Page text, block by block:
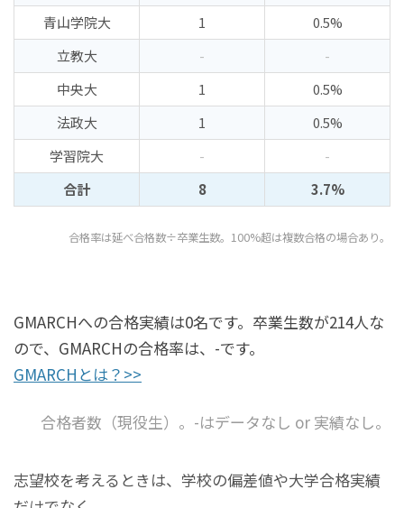
青山学院大
1
0.5%
立教大
-
-
中央大
1
0.5%
法政大
1
0.5%
学習院大
-
-
合計
8 3.7%
合格率は延べ合格数÷卒業生数。100%超は複数合格の場合あり。
GMARCHへの合格実績は0名です。卒業生数が214人な
ので、GMARCHの合格率は、-です。
GMARCHとは？>>
合格者数（現役生）。-はデータなし or 実績なし。
志望校を考えるときは、学校の偏差値や大学合格実績